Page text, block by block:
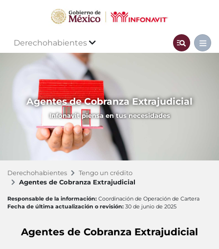
Derechohabientes
Agentes de Cobranza Extrajudicial
Infonavit piensa en tus necesidades
Derechohabientes
Tengo un crédito
Agentes de Cobranza Extrajudicial
Responsable de la información: Coordinación de Operación de Cartera
Fecha de última actualización o revisión: 30 de junio de 2025
Agentes de Cobranza Extrajudicial